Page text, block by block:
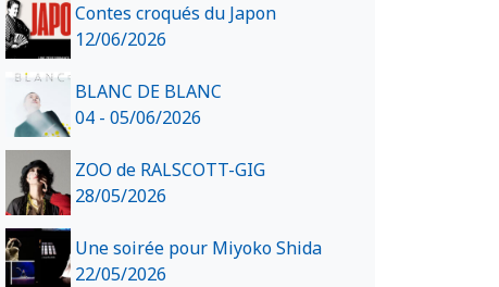
Contes croqués du Japon
12/06/2026
BLANC DE BLANC
04 - 05/06/2026
ZOO de RALSCOTT-GIG
28/05/2026
Une soirée pour Miyoko Shida
22/05/2026